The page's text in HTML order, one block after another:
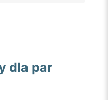
dla par